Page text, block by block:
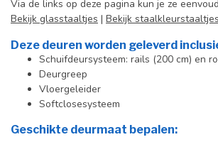
Via de links op deze pagina kun je ze
Bekijk glasstaaltjes | Bekijk staalkleurstaaltjes
Deze deuren worden geleverd
Schuifdeursysteem: rails (200 cm) en
Deurgreep
Vloergeleider
Softclosesysteem
Geschikte deurmaat bepalen: